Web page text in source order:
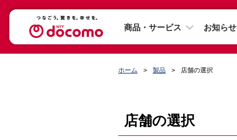
商品・サービス お知らせ
ホーム 製品 店舗の選択
店舗の選択